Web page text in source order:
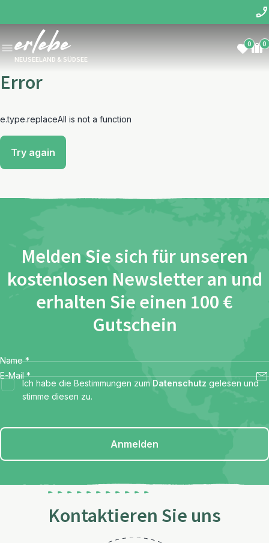
NEUSEELAND & SÜDSEE
0 0
Error
e.type.replaceAll is not a function
Try again
Melden Sie sich für unseren
kostenlosen Newsletter an und
erhalten Sie einen 100 €
Gutschein
Name *
E-Mail *
Ich habe die Bestimmungen zum Datenschutz gelesen und
stimme diesen zu.
Anmelden
Kontaktieren Sie uns